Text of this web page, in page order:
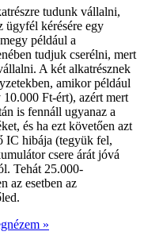
tudunk vállalni,
ügyfél kérésére egy
például a
tudjuk cserélni, mert
A két alkatrésznek
amikor például
Ft-ért), azért mert
is fennáll ugyanaz a
és ha ezt követően azt
IC hibája (tegyük fel,
csere árát jóvá
Tehát 25.000-
az esetben az
»